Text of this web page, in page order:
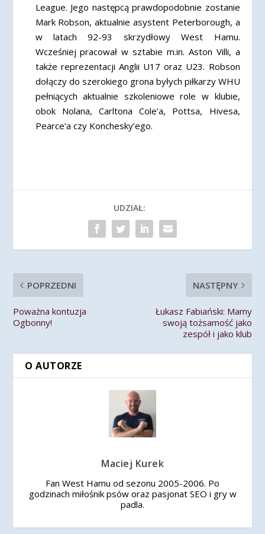
League. Jego następcą prawdopodobnie zostanie
Mark Robson, aktualnie asystent Peterborough, a
w latach 92-93 skrzydłowy West Hamu.
Wcześniej pracował w sztabie m.in. Aston Villi, a
także reprezentacji Anglii U17 oraz U23. Robson
dołączy do szerokiego grona byłych piłkarzy WHU
pełniących aktualnie szkoleniowe role w klubie,
obok Nolana, Carltona Cole’a, Pottsa, Hivesa,
Pearce’a czy Konchesky’ego.
UDZIAŁ:
POPRZEDNI
Poważna kontuzja
Ogbonny!
NASTĘPNY
Łukasz Fabiański: Mamy
swoją tożsamość jako
zespół i jako klub
O AUTORZE
Maciej Kurek
Fan West Hamu od sezonu 2005-2006. Po
godzinach miłośnik psów oraz pasjonat SEO i gry w
padla.